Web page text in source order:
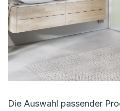
Die Auswahl passender